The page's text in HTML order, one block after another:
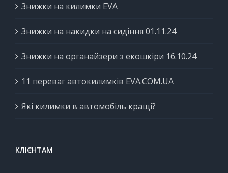
Знижки на килимки EVA
Знижки на накидки на сидіння 01.11.24
Знижки на органайзери з екошкіри 16.10.24
11 переваг автокилимків EVA.COM.UA
Які килимки в автомобіль кращі?
КЛІЄНТАМ